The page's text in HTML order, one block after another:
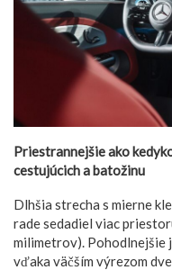
Priestrannejšie ako
cestujúcich a batožinu
Dlhšia strecha s mierne
rade sedadiel viac
milimetrov). Pohodlnejšie
vďaka väčším výrezom